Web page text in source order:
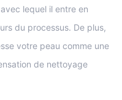
lequel il entre en
du processus. De plus,
votre peau comme une
de nettoyage